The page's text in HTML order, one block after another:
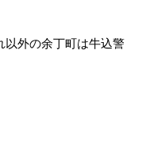
以外の余丁町は牛込警